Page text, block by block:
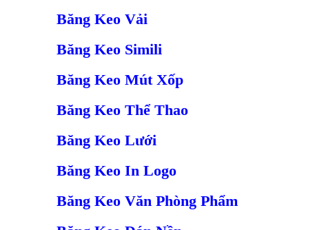
Băng Keo Vải
Băng Keo Simili
Băng Keo Mút Xốp
Băng Keo Thể Thao
Băng Keo Lưới
Băng Keo In Logo
Băng Keo Văn Phòng Phẩm